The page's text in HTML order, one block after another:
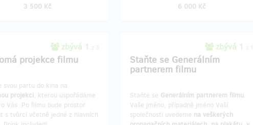
3 500 Kč
6 000 Kč
zbývá 1 z 3
projekce filmu
svou partu do kina na
projekci, kterou uspořádáme
Vás. Po filmu bude prostor
s tvůrci včetně jedné z hlavních
zbývá 1 z 1
Staňte se Generálním
partnerem filmu
Staňte se Generálním partnerem filmu.
Vaše jméno, případně jméno Vaší
společnosti uvedeme na veškerých